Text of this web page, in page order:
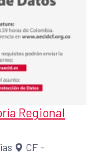
Regional
CF -